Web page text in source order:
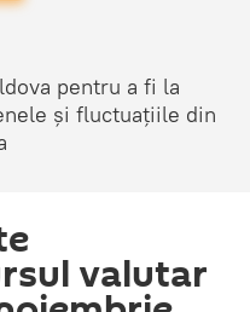
pentru a fi la
și fluctuațiile din
valutar